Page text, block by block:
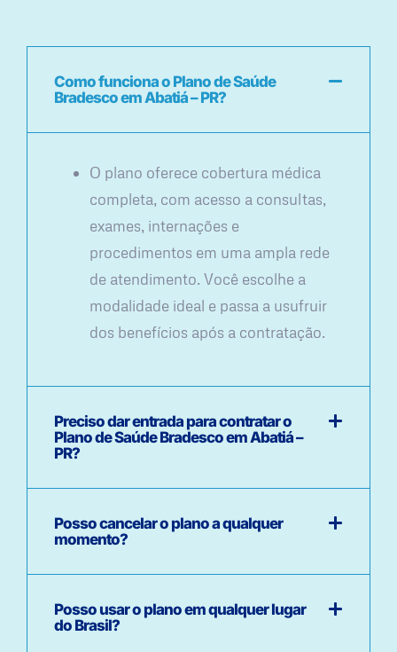
Como funciona o Plano de Saúde
Bradesco em Abatiá – PR?
O plano oferece cobertura médica
completa, com acesso a consultas,
exames, internações e
procedimentos em uma ampla rede
de atendimento. Você escolhe a
modalidade ideal e passa a usufruir
dos benefícios após a contratação.
Preciso dar entrada para contratar o
Plano de Saúde Bradesco em Abatiá –
PR?
Posso cancelar o plano a qualquer
momento?
Posso usar o plano em qualquer lugar
do Brasil?